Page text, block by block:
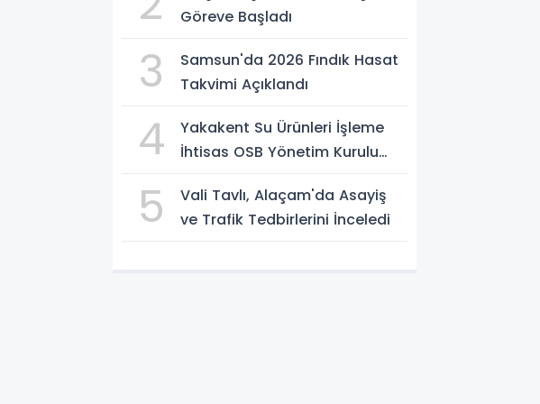
Göreve Başladı
3
Samsun'da 2026 Fındık Hasat
Takvimi Açıklandı
4
Yakakent Su Ürünleri İşleme
İhtisas OSB Yönetim Kurulu
5
Vali Tavlı, Alaçam'da Asayiş
ve Trafik Tedbirlerini İnceledi